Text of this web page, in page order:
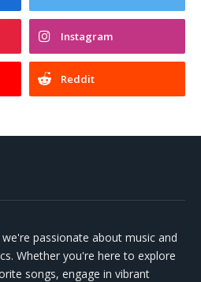
Instagram
Reddit
passionate about music and
Whether you're here to explore
songs, engage in vibrant